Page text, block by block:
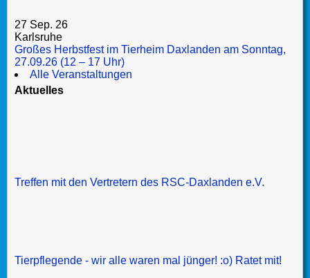
27 Sep. 26
Karlsruhe
Großes Herbstfest im Tierheim Daxlanden am Sonntag,
27.09.26 (12 – 17 Uhr)
Alle Veranstaltungen
Aktuelles
Treffen mit den Vertretern des RSC-Daxlanden e.V.
Tierpflegende - wir alle waren mal jünger! :o) Ratet mit!